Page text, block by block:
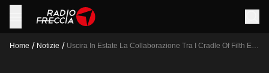
Home / Notizie / Uscira In Estate La Collaborazione Tra I Cradle Of Filth Ed